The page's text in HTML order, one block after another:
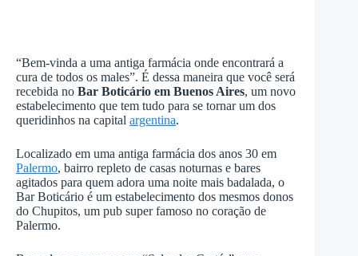
“Bem-vinda a uma antiga farmácia onde encontrará a
cura de todos os males”. É dessa maneira que você será
recebida no Bar Boticário em Buenos Aires, um novo
estabelecimento que tem tudo para se tornar um dos
queridinhos na capital argentina.
Localizado em uma antiga farmácia dos anos 30 em
Palermo, bairro repleto de casas noturnas e bares
agitados para quem adora uma noite mais badalada, o
Bar Boticário é um estabelecimento dos mesmos donos
do Chupitos, um pub super famoso no coração de
Palermo.